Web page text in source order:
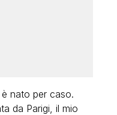
nato per caso.
da Parigi, il mio